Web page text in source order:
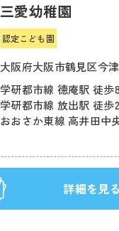
三愛幼稚園
認定こども園
大阪府大阪市鶴見区今
学研都市線 徳庵駅 徒歩
学研都市線 放出駅 徒歩
おおさか東線 高井田中
詳細を見る